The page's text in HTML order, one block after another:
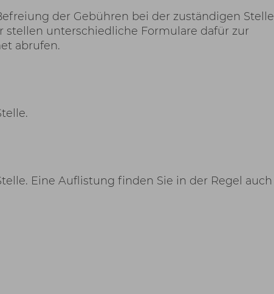
der Gebühren bei der zuständigen Stelle
stellen unterschiedliche Formulare dafür zur
abrufen.
Eine Auflistung finden Sie in der Regel auch